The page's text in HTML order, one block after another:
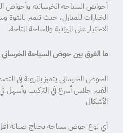
أحواض السباحة الخرسانية وأحواض
الخيارات للمنازل، حيث تتميز
الاختيار على الميزانية والمساحة المتاحة.
ما الفرق بين حوض السباحة الخرساني
الحوض الخرساني يتميز بالمرونة في
الفيبر جلاس أسرع في التركيب وأسهل
الأشكال
أي نوع حوض سباحة يحتاج صيانة